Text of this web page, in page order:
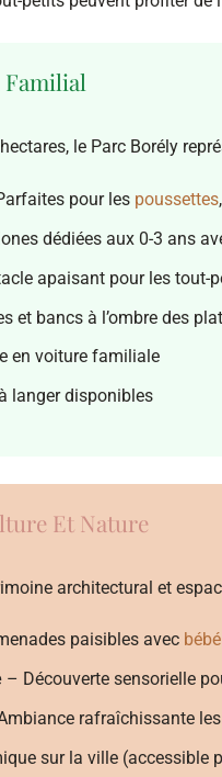
Familial
le Parc Borély
pour les poussettes
dédiées aux 0-3 ans
apaisant pour les tout-
et bancs à l’ombre des
en voiture familiale
langer disponibles
Et Nature
architectural et
paisibles avec
– Découverte sensorielle
rafraîchissante
sur la ville (accessible